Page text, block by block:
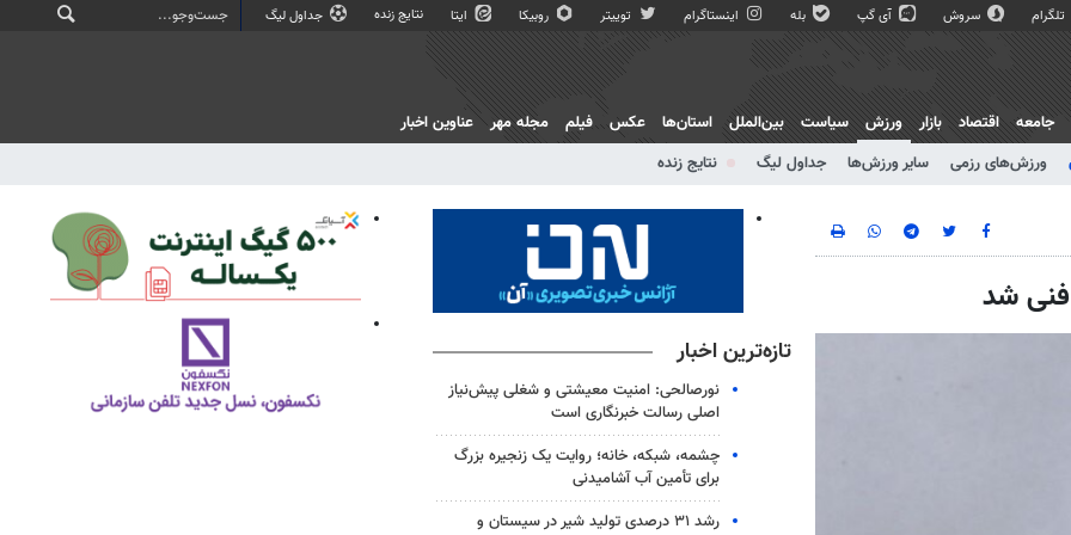
تلگرام سروش آی گپ بله اینستاگرام توییتر روبیکا ایتا نتایج زنده جداول لیگ
جامعه اقتصاد بازار
ورزش
ورزش‌های رزمی سایر ورزش‌ها جداول لیگ نتایج زنده
سیاست بین‌الملل استان‌ها عکس فیلم مجله مهر عناوین اخبار
شد
تازه‌ترین اخبار
نورصالحی: امنیت معیشتی و شغلی پیش‌نیاز
اصلی رسالت خبرنگاری است
چشمه، شبکه، خانه؛ روایت یک زنجیره بزرگ
برای تأمین آب آشامیدنی
رشد ۳۱ درصدی تولید شیر در سیستان و